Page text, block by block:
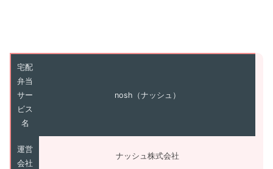
宅配
弁当
サー
ビス
名
nosh（ナッシュ）
運営
会社
ナッシュ株式会社